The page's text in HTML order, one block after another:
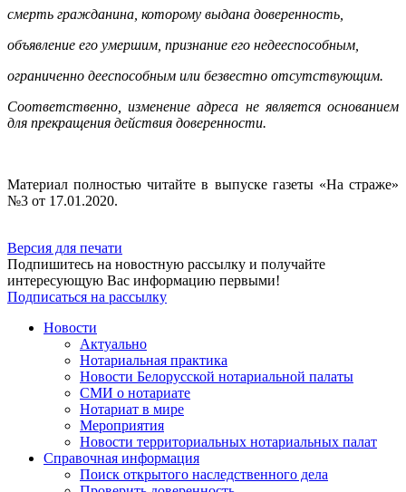
смерть гражданина, которому выдана доверенность,
объявление его умершим, признание его недееспособным,
ограниченно дееспособным или безвестно отсутствующим.
Соответственно, изменение адреса не является основанием
для прекращения действия доверенности.
Материал полностью читайте в выпуске газеты «На страже»
№3 от 17.01.2020.
Версия для печати
Подпишитесь на новостную рассылку и получайте
интересующую Вас информацию первыми!
Подписаться на рассылку
Новости
Актуально
Нотариальная практика
Новости Белорусской нотариальной палаты
СМИ о нотариате
Нотариат в мире
Мероприятия
Новости территориальных нотариальных палат
Справочная информация
Поиск открытого наследственного дела